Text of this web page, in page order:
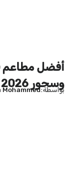
أفضل مطاعم
وسحور 2026
بواسطة Mohammed